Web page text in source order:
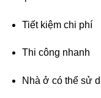
Tiết kiệm chi phí
Thi công nhanh
Nhà ở có thể sử